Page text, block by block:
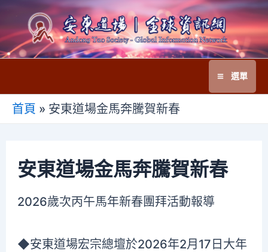
至
主
Main
選單
首頁 » 安東道場金馬奔騰賀新春
安東道場金馬奔騰賀新春
2026歲次丙午馬年新春團拜活動報導
◆安東道場宏宗總壇於2026年2月17日大年